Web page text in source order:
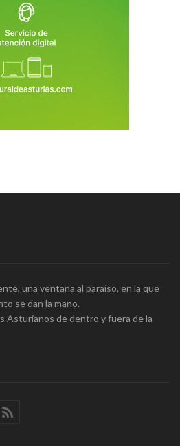
una ventana al paraíso, en la que
se dan la mano.
Asturianos de dentro y fuera de la